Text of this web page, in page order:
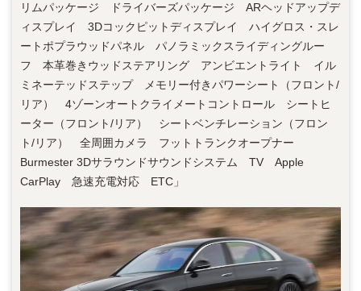
リムパッケージ ドライバーズパッケージ ARヘッドアップデ
ィスプレイ 3Dコックピットディスプレイ ハイグロス・スレ
ートポプラウッドパネル パノラミックスライディングルー
フ 本革巻きウッドステアリング アンビエントライト イル
ミネーテッドステップ メモリー付きパワーシート（フロント/
リア） 4ゾーンオートクライメートコントロール シートヒ
ーター（フロント/リア） シートベンチレーション（フロン
ト/リア） 全周囲カメラ フットトランクオープナー
Burmester 3Dサラウンドサウンドシステム TV Apple
CarPlay 急速充電対応 ETC」